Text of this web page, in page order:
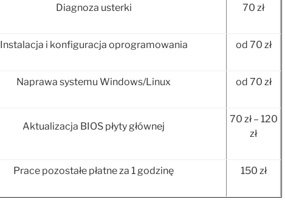
Diagnoza usterki 70 zł
Instalacja i konfiguracja oprogramowania od 70 zł
Naprawa systemu Windows/Linux od 70 zł
Aktualizacja BIOS płyty głównej
70 zł – 120
zł
Prace pozostałe płatne za 1 godzinę 150 zł